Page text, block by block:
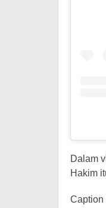
Dalam
Hakim
Caption